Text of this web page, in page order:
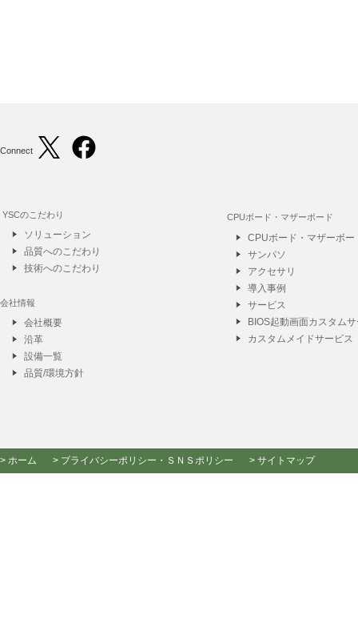
Connect
YSCのこだわり
ソリューション
品質へのこだわり
技術へのこだわり
会社情報
会社概要
沿革
設備一覧
品質/環境方針
CPUボード・マザーボード
CPUボード・マザーボー
サンパソ
アクセサリ
導入事例
サービス
BIOS起動画面カスタム
カスタムメイドサービス
> ホーム > プライバシーポリシー ・ ＳＮＳポリシー > サイトマップ